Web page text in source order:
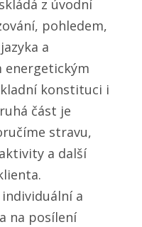
z úvodní
pohledem,
a
konstituci i
část je
stravu,
a další
a
na posílení